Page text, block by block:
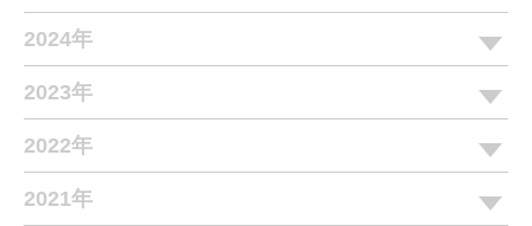
2024年
2023年
2022年
2021年